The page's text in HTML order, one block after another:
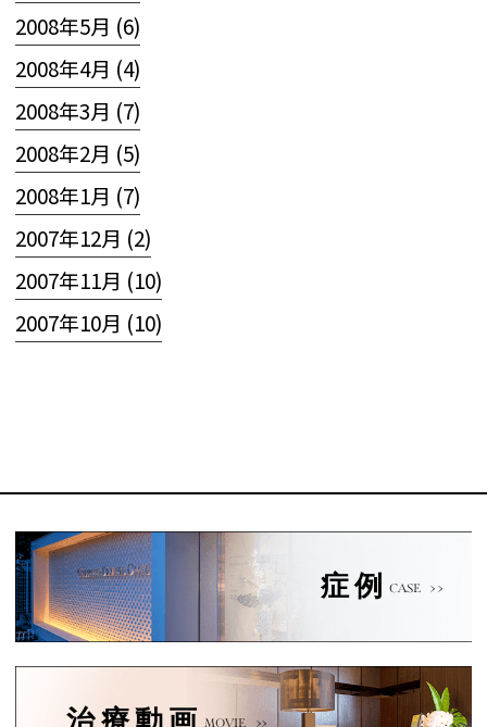
2008年5月 (6)
2008年4月 (4)
2008年3月 (7)
2008年2月 (5)
2008年1月 (7)
2007年12月 (2)
2007年11月 (10)
2007年10月 (10)
症例 CASE
MOVIE